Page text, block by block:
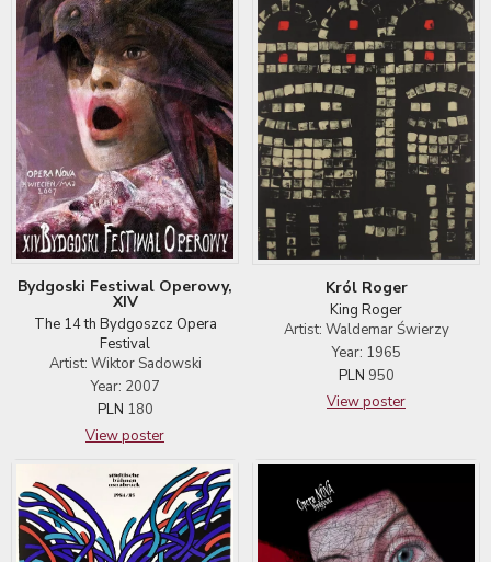
Bydgoski Festiwal Operowy,
XIV
The 14 th Bydgoszcz Opera
Festival
Artist: Wiktor Sadowski
Year: 2007
PLN 180
View poster
Król Roger
King Roger
Artist: Waldemar Świerzy
Year: 1965
PLN 950
View poster